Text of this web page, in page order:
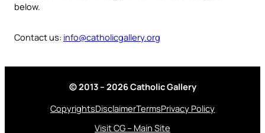
below.
Contact us: info@catholicgallery.org
© 2013 – 2026 Catholic Gallery
CopyrightsDisclaimerTermsPrivacy Policy
Visit CG – Main Site